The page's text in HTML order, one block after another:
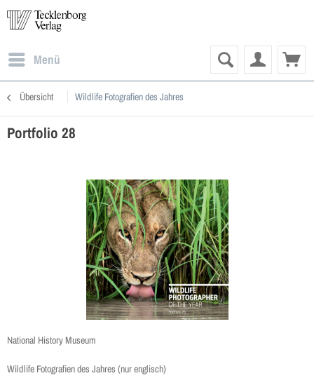
Menü
Übersicht Wildlife Fotografien des Jahres
Portfolio 28
National History Museum
Wildlife Fotografien des Jahres (nur englisch)